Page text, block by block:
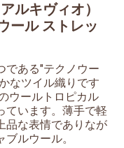
ルキヴィオ）
ール ストレッ
である"テクノウー
なツイル織りです
ウールトロピカル
ています。薄手で軽
品な表情でありなが
ルウール。